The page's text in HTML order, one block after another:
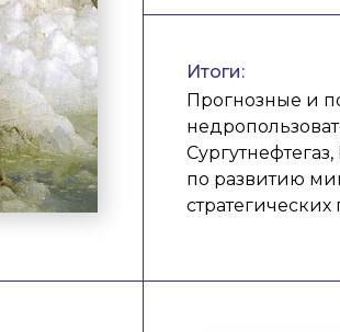
Прогнозные и
по развитию
Итоги: